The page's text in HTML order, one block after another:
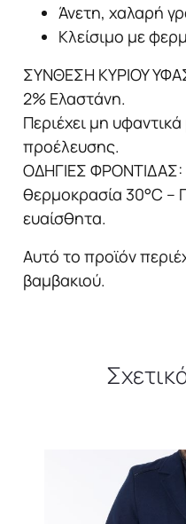
Άνετη, χαλαρή
Κλείσιμο με
ΣΥΝΘΕΣΗ ΚΥΡΙΟΥ
2% Ελαστάνη.
Περιέχει μη
προέλευσης.
ΟΔΗΓΙΕΣ ΦΡΟΝΤΙΔΑΣ:
θερμοκρασία 30°C –
ευαίσθητα.
Αυτό το προϊόν
βαμβακιού.